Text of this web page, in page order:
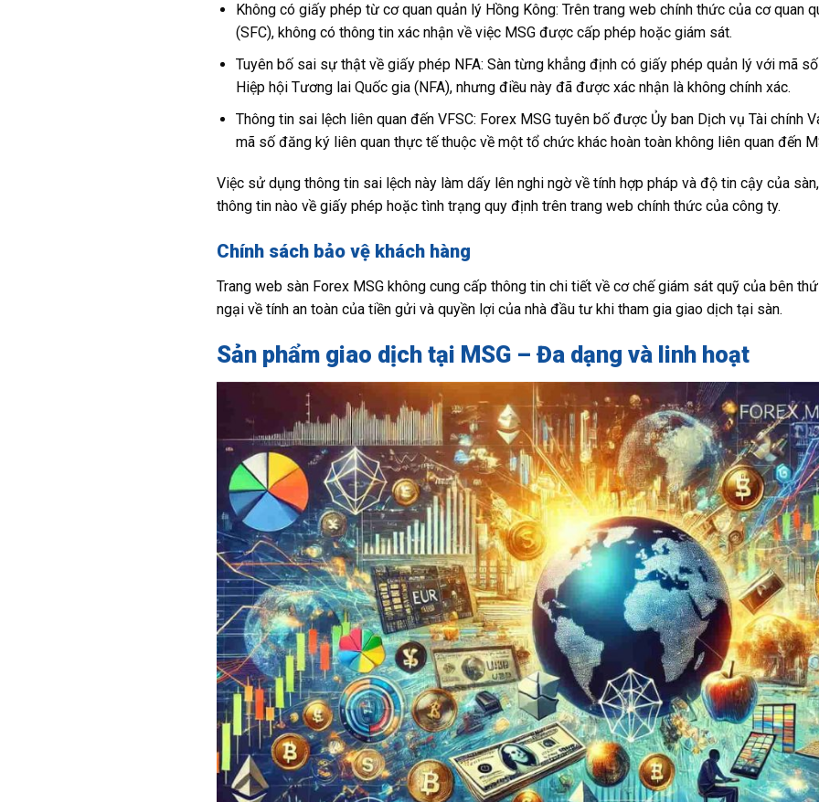
Không có giấy phép từ cơ quan quản lý Hồng Kông: Trên trang web chính thức của cơ quan
(SFC), không có thông tin xác nhận về việc MSG được cấp phép hoặc giám sát.
Tuyên bố sai sự thật về giấy phép NFA: Sàn từng khẳng định có giấy phép quản lý với mã
Hiệp hội Tương lai Quốc gia (NFA), nhưng điều này đã được xác nhận là không chính xác.
Thông tin sai lệch liên quan đến VFSC: Forex MSG tuyên bố được Ủy ban Dịch vụ Tài chính
mã số đăng ký liên quan thực tế thuộc về một tổ chức khác hoàn toàn không liên quan đến
Việc sử dụng thông tin sai lệch này làm dấy lên nghi ngờ về tính hợp pháp và độ tin cậy của
thông tin nào về giấy phép hoặc tình trạng quy định trên trang web chính thức của công ty.
Chính sách bảo vệ khách hàng
Trang web sàn Forex MSG không cung cấp thông tin chi tiết về cơ chế giám sát quỹ của bên
ngại về tính an toàn của tiền gửi và quyền lợi của nhà đầu tư khi tham gia giao dịch tại sàn.
Sản phẩm giao dịch tại MSG – Đa dạng và linh hoạt